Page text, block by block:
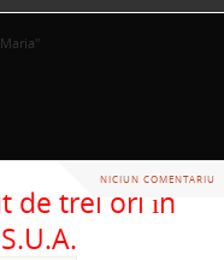
NICIUN COMENTARIU
de trei ori în